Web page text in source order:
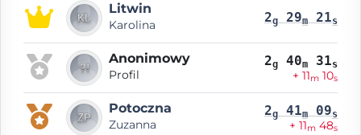
Litwin
Karolina 2g 29m 21s
Anonimowy
Profil
2g 40m 31s
+ 11m 10s
Potoczna
Zuzanna
2g 41m 09s
+ 11m 48s